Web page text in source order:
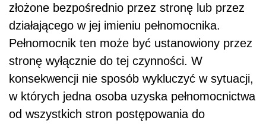
złożone bezpośrednio przez stronę lub przez
działającego w jej imieniu pełnomocnika.
Pełnomocnik ten może być ustanowiony przez
stronę wyłącznie do tej czynności. W
konsekwencji nie sposób wykluczyć w sytuacji,
w których jedna osoba uzyska pełnomocnictwa
od wszystkich stron postępowania do